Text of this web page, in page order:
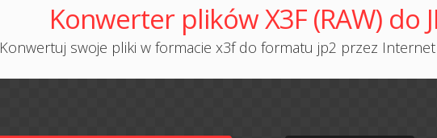
Konwerter plików X3F (RAW) do
Konwertuj swoje pliki w formacie x3f do formatu jp2 przez Internet